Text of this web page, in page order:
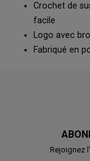
Crochet de
facile
Logo avec
Fabriqué en
Rejoignez